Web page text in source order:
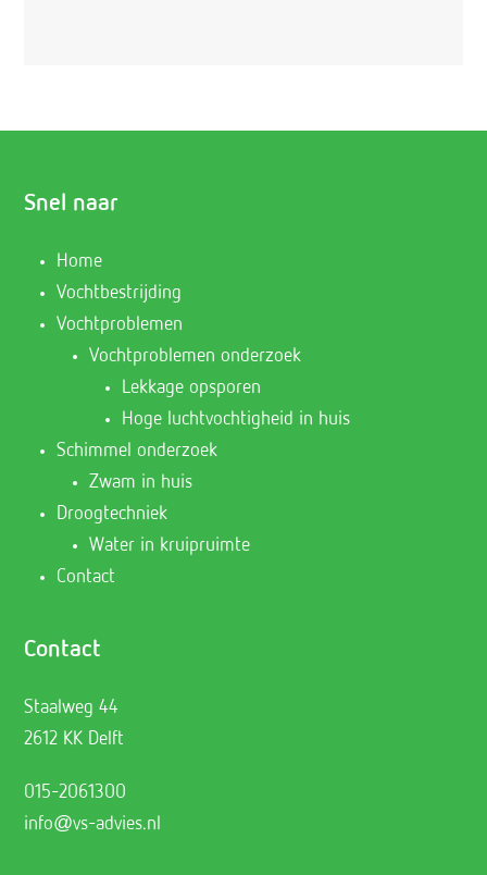
Snel naar
Home
Vochtbestrijding
Vochtproblemen
Vochtproblemen onderzoek
Lekkage opsporen
Hoge luchtvochtigheid in huis
Schimmel onderzoek
Zwam in huis
Droogtechniek
Water in kruipruimte
Contact
Contact
Staalweg 44
2612 KK Delft
015-2061300
info@vs-advies.nl